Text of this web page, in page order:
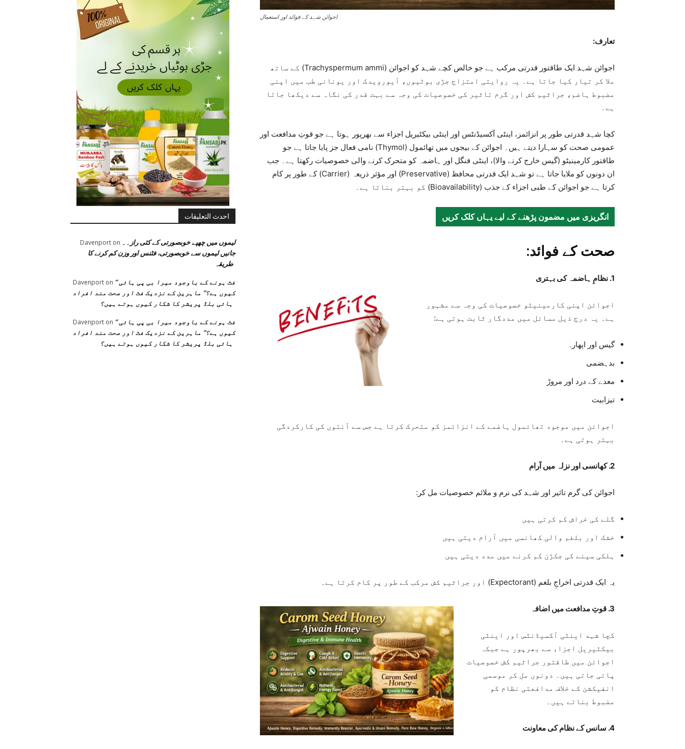
اجوائن شہد کے فوائد اور استعمال
تعارف:
اجوائن شہد ایک طاقتور قدرتی مرکب ہے جو خالص کچے شہد کو اجوائن (Trachyspermum ammi) کے ساتھ
ملا کر تیار کیا جاتا ہے۔ یہ روایتی امتزاج جڑی بوٹیوں، آیورویدک اور یونانی طب میں اپنی
مضبوط ہاضم، جراثیم کش اور گرم تاثیر کی خصوصیات کی وجہ سے بہت قدر کی نگاہ سے دیکھا جاتا
ہے۔
کچا شہد قدرتی طور پر انزائمز، اینٹی آکسیڈنٹس اور اینٹی بیکٹیریل اجزاء سے بھرپور ہوتا ہے جو قوتِ مدافعت اور
عمومی صحت کو سہارا دیتے ہیں۔ اجوائن کے بیجوں میں تھائمول (Thymol) نامی فعال جز پایا جاتا ہے جو
طاقتور کارمینیٹو (گیس خارج کرنے والا)، اینٹی فنگل اور ہاضمہ کو متحرک کرنے والی خصوصیات رکھتا ہے۔ جب
ان دونوں کو ملایا جاتا ہے تو شہد ایک قدرتی محافظ (Preservative) اور مؤثر ذریعہ (Carrier) کے طور پر کام
کرتا ہے جو اجوائن کے طبی اجزاء کے جذب (Bioavailability) کو بہتر بناتا ہے۔
انگریزی میں مضمون پڑھنے کے لیے یہاں کلک کریں
صحت کے فوائد:
1. نظامِ ہاضمہ کی بہتری
اجوائن اپنی کارمینیٹو خصوصیات کی وجہ سے مشہور
ہے۔ یہ درج ذیل مسائل میں مددگار ثابت ہوتی ہے:
گیس اور اپھارہ
بدہضمی
معدے کے درد اور مروڑ
تیزابیت
اجوائن میں موجود تھائمول ہاضمے کے انزائمز کو متحرک کرتا ہے جس سے آنتوں کی کارکردگی
بہتر ہوتی ہے۔
2. کھانسی اور نزلہ میں آرام
اجوائن کی گرم تاثیر اور شہد کی نرم و ملائم خصوصیات مل کر:
گلے کی خراش کم کرتی ہیں
خشک اور بلغم والی کھانسی میں آرام دیتی ہیں
ہلکی سینے کی جکڑن کم کرنے میں مدد دیتی ہیں
یہ ایک قدرتی اخراجِ بلغم (Expectorant) اور جراثیم کش مرکب کے طور پر کام کرتا ہے۔
3. قوتِ مدافعت میں اضافہ
کچا شہد اینٹی آکسیڈنٹس اور اینٹی
بیکٹیریل اجزاء سے بھرپور ہے جبکہ
اجوائن میں طاقتور جراثیم کش خصوصیات
پائی جاتی ہیں۔ دونوں مل کر موسمی
انفیکشن کے خلاف مدافعتی نظام کو
مضبوط بناتے ہیں۔
4. سانس کے نظام کی معاونت
احدث التعليقات
Davenport on لیموں میں چھپے خوبصورتی کے کئی راز۔۔
جانیں لیموں سے خوبصورتی، فٹنس اور وزن کم کرنے کا
طریقہ
Davenport on ” فٹ ہونے کے باوجود میرا بی پی ہائی
کیوں ہے؟” ماہرین کے نزدیک فٹ اور صحت مند افراد
ہائی بلڈ پریشر کا شکار کیوں ہوتے ہیں؟
Davenport on ” فٹ ہونے کے باوجود میرا بی پی ہائی
کیوں ہے؟” ماہرین کے نزدیک فٹ اور صحت مند افراد
ہائی بلڈ پریشر کا شکار کیوں ہوتے ہیں؟